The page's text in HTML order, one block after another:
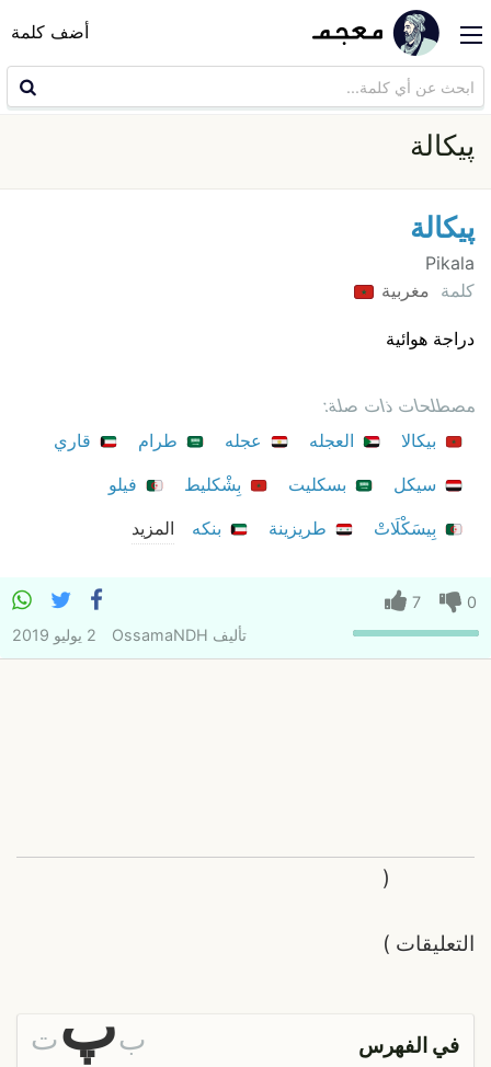
أضف كلمة
پيكالة
پيكالة
Pikala
كلمة مغربية
دراجة هوائية
مصطلحات ذات صلة:
بيكالا
العجله عجله طرام
قاري
سيكل
بسكليت بِشْكليط
فيلو
بِيسَكْلَاتْ
طريزينة بنكه المزيد
0
7
تأليف OssamaNDH 2 يوليو 2019
التعليقات
(
)
في الفهرس بپت